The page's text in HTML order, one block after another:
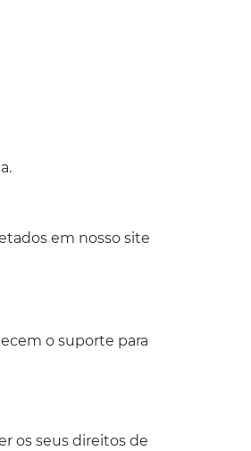
em nosso site
o suporte para
os seus direitos de